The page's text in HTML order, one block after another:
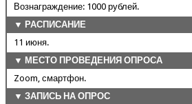
Вознаграждение: 1000 рублей.
▼ РАСПИСАНИЕ
11 июня.
▼ МЕСТО ПРОВЕДЕНИЯ ОПРОСА
Zoom, смартфон.
▼ ЗАПИСЬ НА ОПРОС